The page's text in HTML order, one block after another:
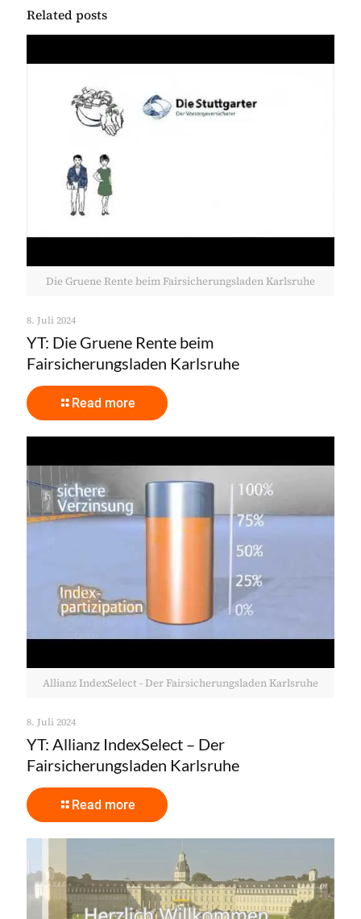
Related posts
Die Gruene Rente beim Fairsicherungsladen Karlsruhe
8. Juli 2024
YT: Die Gruene Rente beim
Fairsicherungsladen Karlsruhe
Read more
Allianz IndexSelect - Der Fairsicherungsladen Karlsruhe
8. Juli 2024
YT: Allianz IndexSelect – Der
Fairsicherungsladen Karlsruhe
Read more